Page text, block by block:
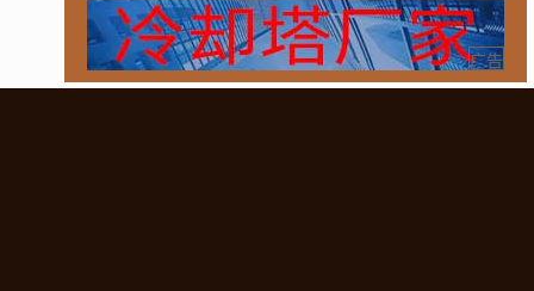
Windows Oracle Socket VR Vim
MongoDB 运营 Python MemCache 硬件广告